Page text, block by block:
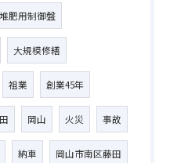
堆肥用制御盤
大規模修繕
祖業 創業45年
岡山 火災 事故
納車 岡山市南区藤田